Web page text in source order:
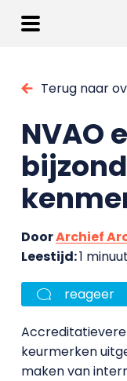
Terug naar
NVAO
DoorArchief
Leestijd:1 minuut
reageer
keurmerken
maken van